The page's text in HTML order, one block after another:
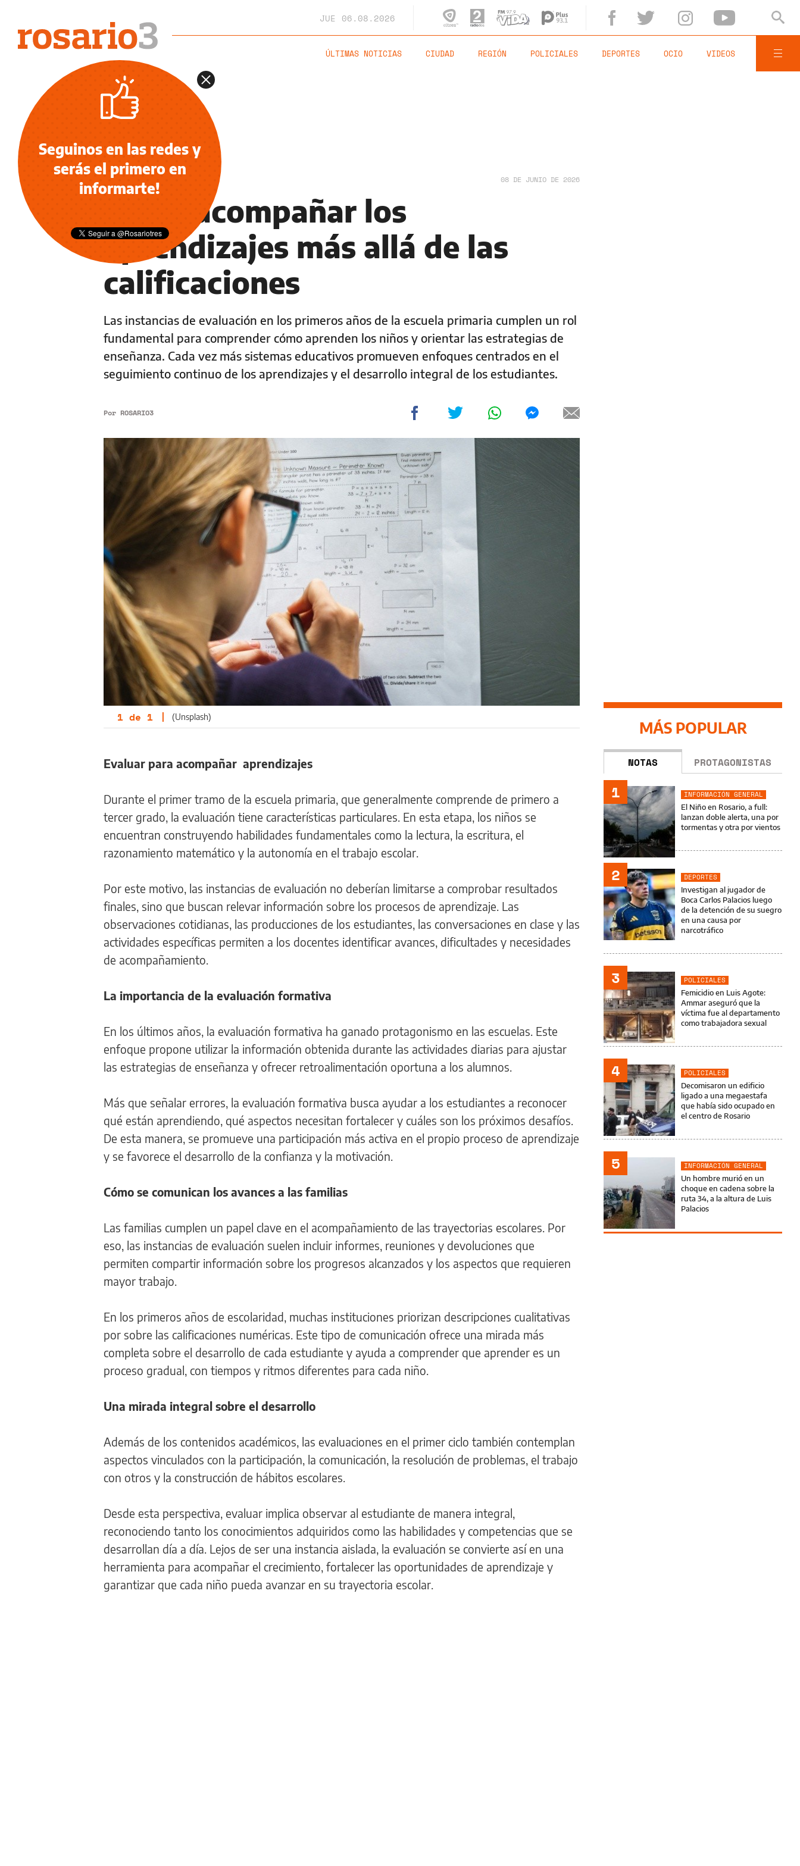
JUE 06.08.2026
ÚLTIMAS NOTICIAS CIUDAD REGIÓN POLICIALES DEPORTES OCIO VIDEOS
EDUCACIÓN 08 DE JUNIO DE 2026
Cómo acompañar los
aprendizajes más allá de las
calificaciones
Las instancias de evaluación en los primeros años de la escuela primaria cumplen un rol
fundamental para comprender cómo aprenden los niños y orientar las estrategias de
enseñanza. Cada vez más sistemas educativos promueven enfoques centrados en el
seguimiento continuo de los aprendizajes y el desarrollo integral de los estudiantes.
Por ROSARIO3
1 de 1 | (Unsplash)
Evaluar para acompañar aprendizajes
Durante el primer tramo de la escuela primaria, que generalmente comprende de primero a
tercer grado, la evaluación tiene características particulares. En esta etapa, los niños se
encuentran construyendo habilidades fundamentales como la lectura, la escritura, el
razonamiento matemático y la autonomía en el trabajo escolar.
Por este motivo, las instancias de evaluación no deberían limitarse a comprobar resultados
finales, sino que buscan relevar información sobre los procesos de aprendizaje. Las
observaciones cotidianas, las producciones de los estudiantes, las conversaciones en clase y las
actividades específicas permiten a los docentes identificar avances, dificultades y necesidades
de acompañamiento.
La importancia de la evaluación formativa
En los últimos años, la evaluación formativa ha ganado protagonismo en las escuelas. Este
enfoque propone utilizar la información obtenida durante las actividades diarias para ajustar
las estrategias de enseñanza y ofrecer retroalimentación oportuna a los alumnos.
Más que señalar errores, la evaluación formativa busca ayudar a los estudiantes a reconocer
qué están aprendiendo, qué aspectos necesitan fortalecer y cuáles son los próximos desafíos.
De esta manera, se promueve una participación más activa en el propio proceso de aprendizaje
y se favorece el desarrollo de la confianza y la motivación.
Cómo se comunican los avances a las familias
Las familias cumplen un papel clave en el acompañamiento de las trayectorias escolares. Por
eso, las instancias de evaluación suelen incluir informes, reuniones y devoluciones que
permiten compartir información sobre los progresos alcanzados y los aspectos que requieren
mayor trabajo.
En los primeros años de escolaridad, muchas instituciones priorizan descripciones cualitativas
por sobre las calificaciones numéricas. Este tipo de comunicación ofrece una mirada más
completa sobre el desarrollo de cada estudiante y ayuda a comprender que aprender es un
proceso gradual, con tiempos y ritmos diferentes para cada niño.
Una mirada integral sobre el desarrollo
Además de los contenidos académicos, las evaluaciones en el primer ciclo también contemplan
aspectos vinculados con la participación, la comunicación, la resolución de problemas, el trabajo
con otros y la construcción de hábitos escolares.
Desde esta perspectiva, evaluar implica observar al estudiante de manera integral,
reconociendo tanto los conocimientos adquiridos como las habilidades y competencias que se
desarrollan día a día. Lejos de ser una instancia aislada, la evaluación se convierte así en una
herramienta para acompañar el crecimiento, fortalecer las oportunidades de aprendizaje y
garantizar que cada niño pueda avanzar en su trayectoria escolar.
MÁS POPULAR
NOTAS PROTAGONISTAS
1
INFORMACIÓN GENERAL
El Niño en Rosario, a full:
lanzan doble alerta, una por
tormentas y otra por vientos
2
DEPORTES
Investigan al jugador de
Boca Carlos Palacios luego
de la detención de su suegro
en una causa por
narcotráfico
3
POLICIALES
Femicidio en Luis Agote:
Ammar aseguró que la
víctima fue al departamento
como trabajadora sexual
4
POLICIALES
Decomisaron un edificio
ligado a una megaestafa
que había sido ocupado en
el centro de Rosario
5
INFORMACIÓN GENERAL
Un hombre murió en un
choque en cadena sobre la
ruta 34, a la altura de Luis
Palacios
Seguinos en las redes y
serás el primero en
informarte!